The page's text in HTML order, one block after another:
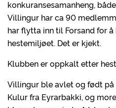
konkuransesamanheng,
Villingur har ca 90
har flytta inn til Forsand for
hestemiljøet. Det er kjekt.
Klubben er oppkalt etter
Villingur ble avlet og født på
Kulur fra Eyrarbakki, og